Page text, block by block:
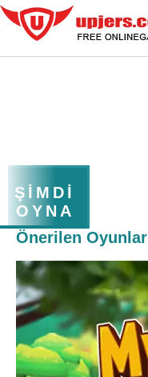
ŞIMDI
OYNA
Önerilen Oyunlar